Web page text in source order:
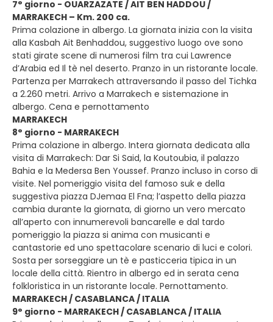
7° giorno - OUARZAZATE / AIT BEN HADDOU /
MARRAKECH – Km. 200 ca.
Prima colazione in albergo. La giornata inizia con la visita
alla Kasbah Ait Benhaddou, suggestivo luogo ove sono
stati girate scene di numerosi film tra cui Lawrence
d’Arabia ed Il tè nel deserto. Pranzo in un ristorante locale.
Partenza per Marrakech attraversando il passo del Tichka
a 2.260 metri. Arrivo a Marrakech e sistemazione in
albergo. Cena e pernottamento
MARRAKECH
8° giorno - MARRAKECH
Prima colazione in albergo. Intera giornata dedicata alla
visita di Marrakech: Dar Si Said, la Koutoubia, il palazzo
Bahia e la Medersa Ben Youssef. Pranzo incluso in corso di
visite. Nel pomeriggio visita del famoso suk e della
suggestiva piazza DJemaa El Fna; l’aspetto della piazza
cambia durante la giornata, di giorno un vero mercato
all’aperto con innumerevoli bancarelle e dal tardo
pomeriggio la piazza si anima con musicanti e
cantastorie ed uno spettacolare scenario di luci e colori.
Sosta per sorseggiare un tè e pasticceria tipica in un
locale della città. Rientro in albergo ed in serata cena
folkloristica in un ristorante locale. Pernottamento.
MARRAKECH / CASABLANCA / ITALIA
9° giorno - MARRAKECH / CASABLANCA / ITALIA